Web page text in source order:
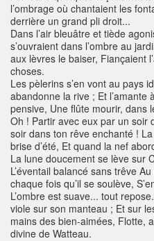
l’ombrage où chantaient les
derrière un grand pli droit...
Dans l’air bleuâtre et tiède
s’ouvraient dans l’ombre au
aux lèvres le baiser, Fiançaient
choses.
Les pèlerins s’en vont au pays
abandonne la rive ; Et l’amante
pensive, Une flûte mourir, dans
Oh ! Partir avec eux par un soir
soir dans ton rêve enchanté !
brise d’été, Et quand la nef
La lune doucement se lève sur
L’éventail balancé sans trêve
chaque fois qu’il se soulève,
L’ombre est suave... tout
viole sur son manteau ; Et sur
mains des bien-aimées, Flotte,
divine de Watteau.